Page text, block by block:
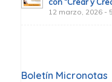
12 marzo, 2026 -
Boletín Micronotas